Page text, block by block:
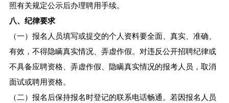
照有关规定公示后办理聘用手续。
八、纪律要求
（一）报名人员填写或提交的个人资料要全面、真实、准确、
有效，不得隐瞒真实情况、弄虚作假。对违反公开招聘纪律或
不具备应聘资格、弄虚作假、隐瞒真实情况的报考人员，取消
面试或聘用资格。
（二）报名后保持报名时登记的联系电话畅通。若因报名人员